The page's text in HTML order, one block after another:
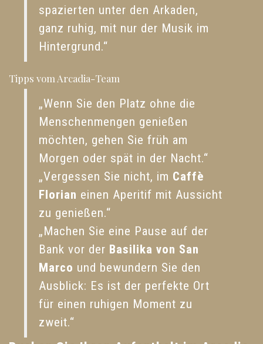
spazierten unter den Arkaden,
ganz ruhig, mit nur der Musik im
Hintergrund.“
Tipps vom Arcadia-Team
„Wenn Sie den Platz ohne die
Menschenmengen genießen
möchten, gehen Sie früh am
Morgen oder spät in der Nacht.“
„Vergessen Sie nicht, im Caffè
Florian einen Aperitif mit Aussicht
zu genießen.“
„Machen Sie eine Pause auf der
Bank vor der Basilika von San
Marco und bewundern Sie den
Ausblick: Es ist der perfekte Ort
für einen ruhigen Moment zu
zweit.“